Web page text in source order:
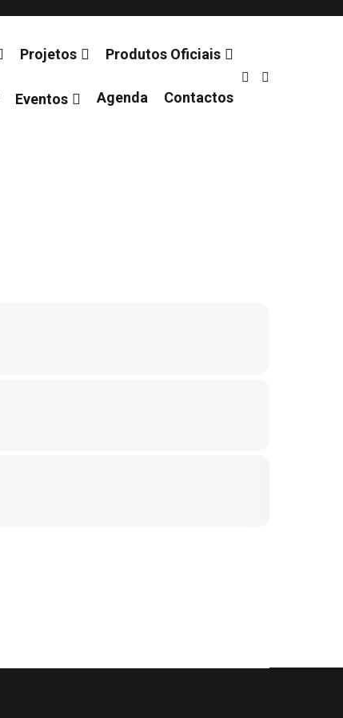
Projetos Produtos Oficiais
Eventos Agenda Contactos